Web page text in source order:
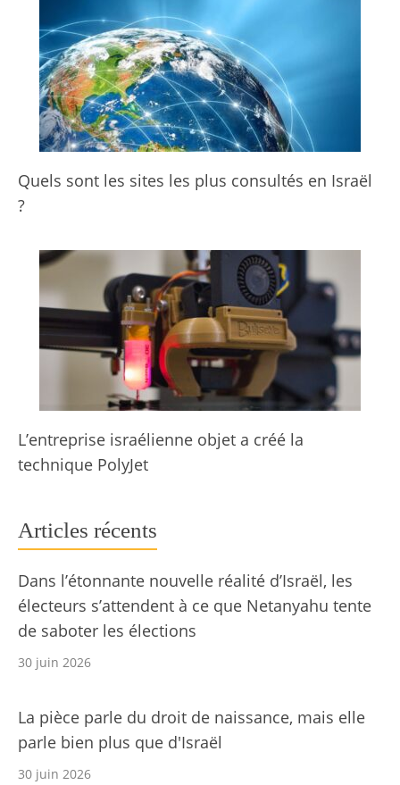
Quels sont les sites les plus consultés en Israël
?
L’entreprise israélienne objet a créé la
technique PolyJet
Articles récents
Dans l’étonnante nouvelle réalité d’Israël, les
électeurs s’attendent à ce que Netanyahu tente
de saboter les élections
30 juin 2026
La pièce parle du droit de naissance, mais elle
parle bien plus que d'Israël
30 juin 2026